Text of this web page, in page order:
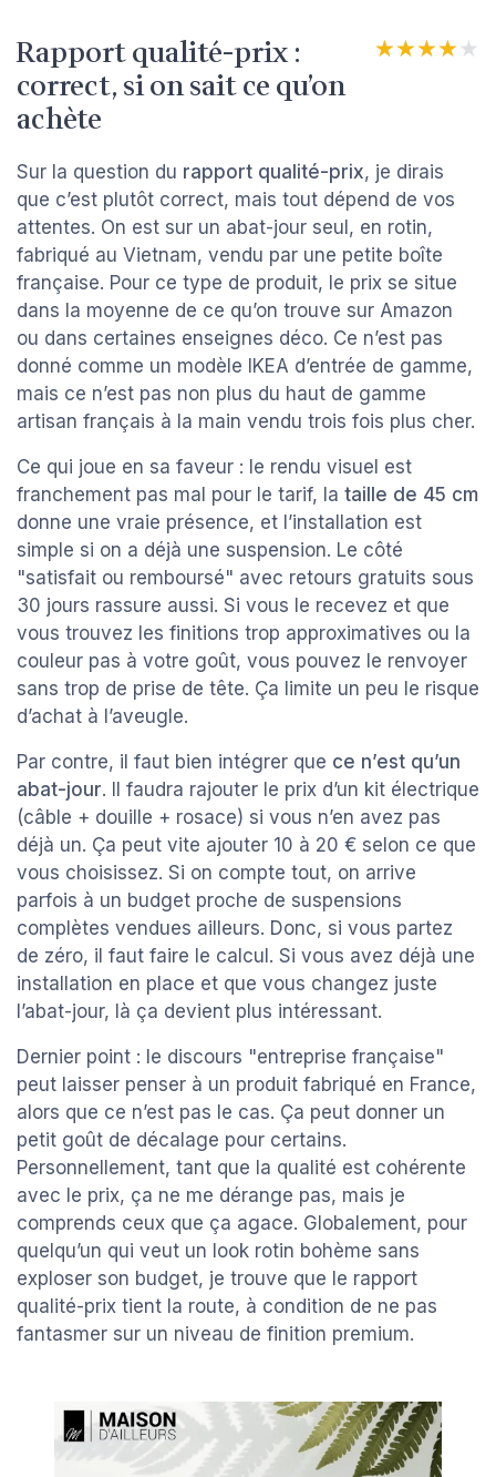
Rapport qualité-prix :
correct, si on sait ce qu’on
achète
★★★★★
★★★★★
Sur la question du rapport qualité-prix, je dirais
que c’est plutôt correct, mais tout dépend de vos
attentes. On est sur un abat-jour seul, en rotin,
fabriqué au Vietnam, vendu par une petite boîte
française. Pour ce type de produit, le prix se situe
dans la moyenne de ce qu’on trouve sur Amazon
ou dans certaines enseignes déco. Ce n’est pas
donné comme un modèle IKEA d’entrée de gamme,
mais ce n’est pas non plus du haut de gamme
artisan français à la main vendu trois fois plus cher.
Ce qui joue en sa faveur : le rendu visuel est
franchement pas mal pour le tarif, la taille de 45 cm
donne une vraie présence, et l’installation est
simple si on a déjà une suspension. Le côté
"satisfait ou remboursé" avec retours gratuits sous
30 jours rassure aussi. Si vous le recevez et que
vous trouvez les finitions trop approximatives ou la
couleur pas à votre goût, vous pouvez le renvoyer
sans trop de prise de tête. Ça limite un peu le risque
d’achat à l’aveugle.
Par contre, il faut bien intégrer que ce n’est qu’un
abat-jour. Il faudra rajouter le prix d’un kit électrique
(câble + douille + rosace) si vous n’en avez pas
déjà un. Ça peut vite ajouter 10 à 20 € selon ce que
vous choisissez. Si on compte tout, on arrive
parfois à un budget proche de suspensions
complètes vendues ailleurs. Donc, si vous partez
de zéro, il faut faire le calcul. Si vous avez déjà une
installation en place et que vous changez juste
l’abat-jour, là ça devient plus intéressant.
Dernier point : le discours "entreprise française"
peut laisser penser à un produit fabriqué en France,
alors que ce n’est pas le cas. Ça peut donner un
petit goût de décalage pour certains.
Personnellement, tant que la qualité est cohérente
avec le prix, ça ne me dérange pas, mais je
comprends ceux que ça agace. Globalement, pour
quelqu’un qui veut un look rotin bohème sans
exploser son budget, je trouve que le rapport
qualité-prix tient la route, à condition de ne pas
fantasmer sur un niveau de finition premium.